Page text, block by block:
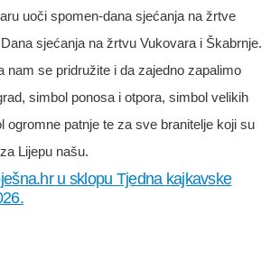
uoči spomen-dana sjećanja na žrtve
sjećanja na žrtvu Vukovara i Škabrnje.
se pridružite i da zajedno zapalimo
simbol ponosa i otpora, simbol velikih
ogromne patnje te za sve branitelje koji su
Lijepu našu.
u sklopu Tjedna kajkavske